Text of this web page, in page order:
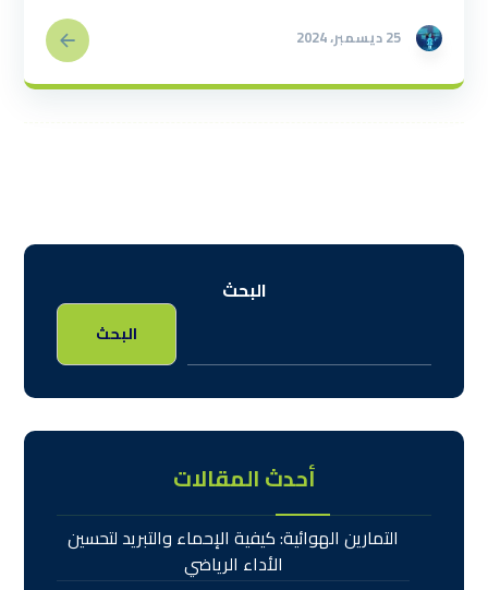
25 ديسمبر، 2024
البحث
البحث
أحدث المقالات
التمارين الهوائية: كيفية الإحماء والتبريد لتحسين
الأداء الرياضي